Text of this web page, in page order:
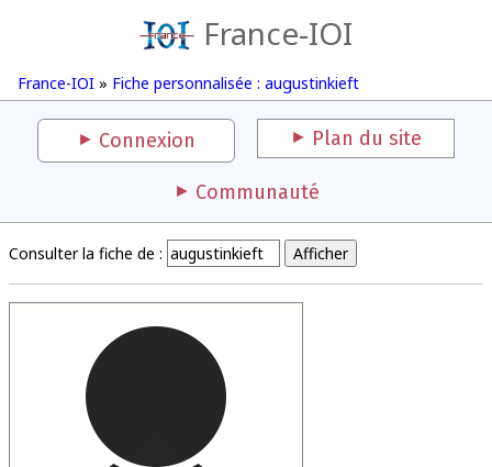
France-IOI
France-IOI » Fiche personnalisée : augustinkieft
Connexion Plan du site
Communauté
Consulter la fiche de :